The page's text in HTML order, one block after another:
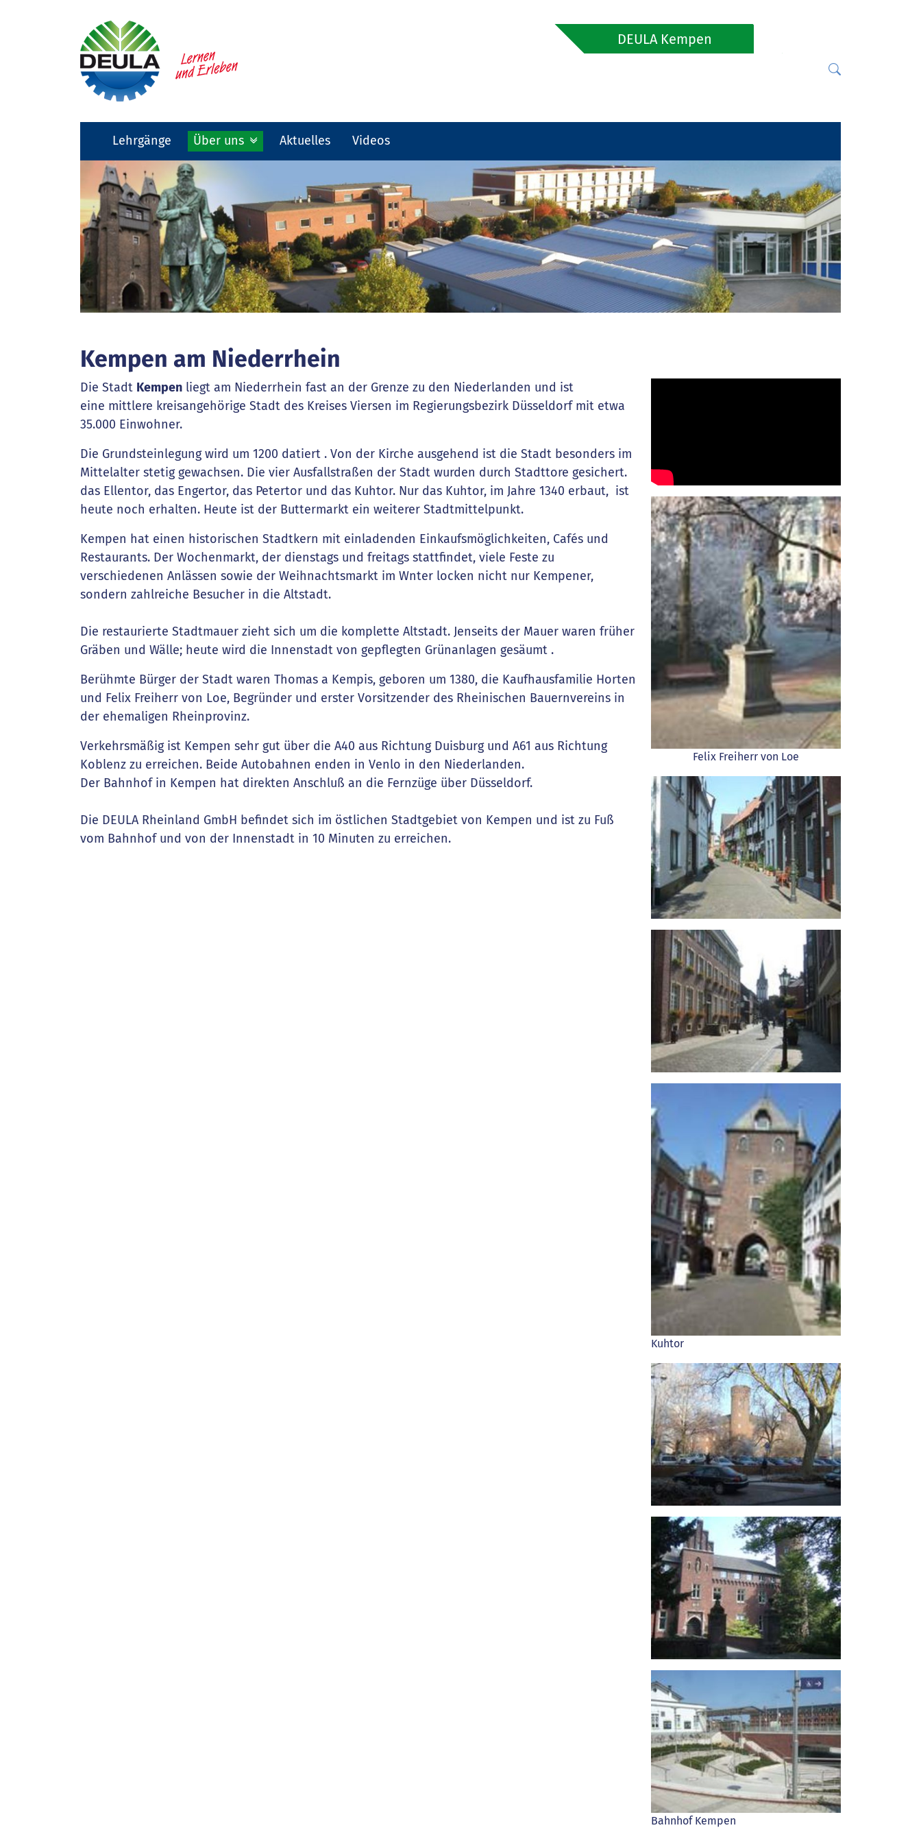
DEULA Kempen
Lehrgänge Über uns Aktuelles Videos
Kempen am Niederrhein
Felix Freiherr von Loe
Kuhtor
Bahnhof Kempen
Die Stadt Kempen liegt am Niederrhein fast an der Grenze zu den Niederlanden und ist
eine mittlere kreisangehörige Stadt des Kreises Viersen im Regierungsbezirk Düsseldorf mit etwa
35.000 Einwohner.
Die Grundsteinlegung wird um 1200 datiert . Von der Kirche ausgehend ist die Stadt besonders im
Mittelalter stetig gewachsen. Die vier Ausfallstraßen der Stadt wurden durch Stadttore gesichert.
das Ellentor, das Engertor, das Petertor und das Kuhtor. Nur das Kuhtor, im Jahre 1340 erbaut, ist
heute noch erhalten. Heute ist der Buttermarkt ein weiterer Stadtmittelpunkt.
Kempen hat einen historischen Stadtkern mit einladenden Einkaufsmöglichkeiten, Cafés und
Restaurants. Der Wochenmarkt, der dienstags und freitags stattfindet, viele Feste zu
verschiedenen Anlässen sowie der Weihnachtsmarkt im Wnter locken nicht nur Kempener,
sondern zahlreiche Besucher in die Altstadt.
Die restaurierte Stadtmauer zieht sich um die komplette Altstadt. Jenseits der Mauer waren früher
Gräben und Wälle; heute wird die Innenstadt von gepflegten Grünanlagen gesäumt .
Berühmte Bürger der Stadt waren Thomas a Kempis, geboren um 1380, die Kaufhausfamilie Horten
und Felix Freiherr von Loe, Begründer und erster Vorsitzender des Rheinischen Bauernvereins in
der ehemaligen Rheinprovinz.
Verkehrsmäßig ist Kempen sehr gut über die A40 aus Richtung Duisburg und A61 aus Richtung
Koblenz zu erreichen. Beide Autobahnen enden in Venlo in den Niederlanden.
Der Bahnhof in Kempen hat direkten Anschluß an die Fernzüge über Düsseldorf.
Die DEULA Rheinland GmbH befindet sich im östlichen Stadtgebiet von Kempen und ist zu Fuß
vom Bahnhof und von der Innenstadt in 10 Minuten zu erreichen.